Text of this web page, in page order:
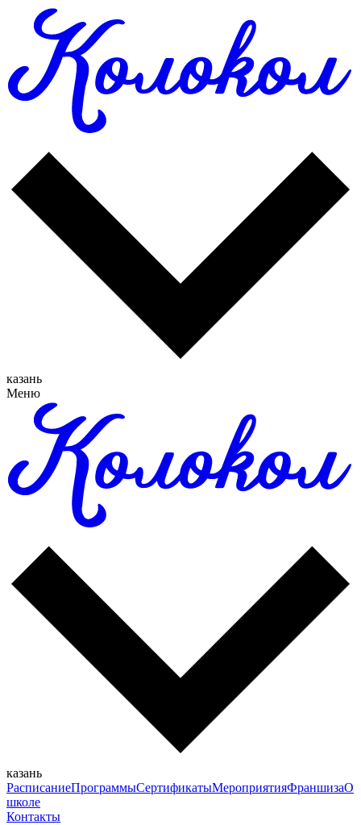
казань
Меню
казань
РасписаниеПрограммыСертификатыМероприятияФраншизаО
школе
Контакты